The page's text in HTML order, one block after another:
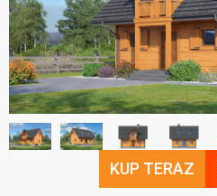
KUP TERAZ